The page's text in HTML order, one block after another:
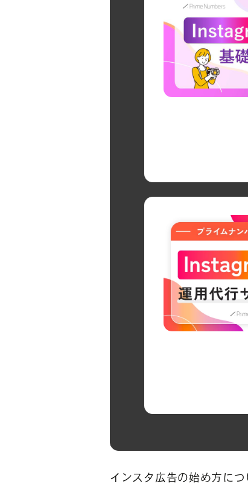
インスタ広告の始め方に